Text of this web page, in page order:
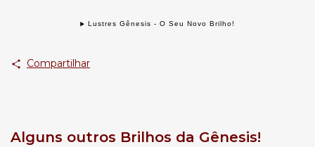
Lustres Gênesis - O Seu Novo Brilho!
Compartilhar
Alguns outros Brilhos da Gênesis!